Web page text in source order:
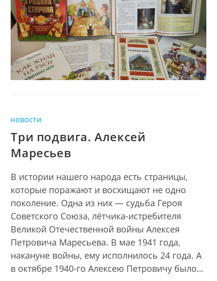
ДОМА
НОВОСТИ
Три подвига. Алексей
Маресьев
В истории нашего народа есть страницы,
которые поражают и восхищают не одно
поколение. Одна из них — судьба Героя
Советского Союза, лётчика-истребителя
Великой Отечественной войны Алексея
Петровича Маресьева. В мае 1941 года,
накануне войны, ему исполнилось 24 года. А
в октябре 1940-го Алексею Петровичу было…